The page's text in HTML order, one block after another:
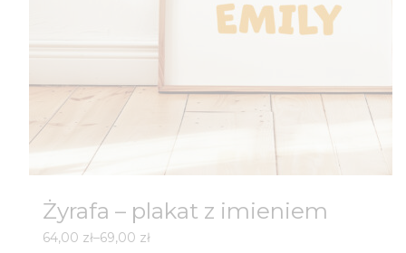
Żyrafa – plakat z imieniem
64,00 zł–69,00 zł
Zakres